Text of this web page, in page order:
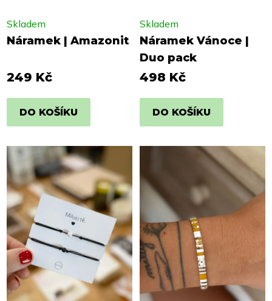
Náramek | Amazonit
Skladem
249 Kč
DO KOŠÍKU
Náramek Vánoce |
Duo pack
Skladem
498 Kč
DO KOŠÍKU